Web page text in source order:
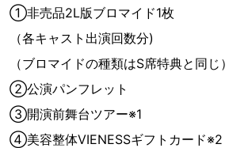
①非売品2L版ブロマイド1枚
（各キャスト出演回数分)
（ブロマイドの種類はS席特典と同じ）
②公演パンフレット
③開演前舞台ツアー※1
④美容整体VIENESSギフトカード※2